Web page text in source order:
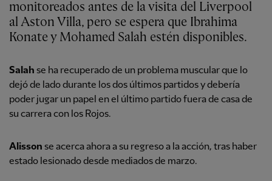
monitoreados antes de la visita del Liverpool
al Aston Villa, pero se espera que Ibrahima
Konate y Mohamed Salah estén disponibles.
Salah se ha recuperado de un problema muscular que lo
dejó de lado durante los dos últimos partidos y debería
poder jugar un papel en el último partido fuera de casa de
su carrera con los Rojos.
Alisson se acerca ahora a su regreso a la acción, tras haber
estado lesionado desde mediados de marzo.